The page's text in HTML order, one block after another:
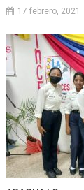
17 febrero, 2021